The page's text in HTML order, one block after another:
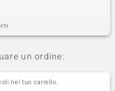
un ordine:
nel tuo carrello.